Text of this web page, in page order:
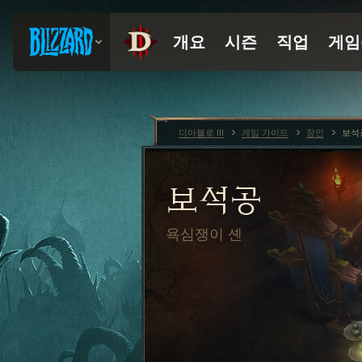
보석공
욕심쟁이 셴
디아블로 III 게임 가이드 장인 보석